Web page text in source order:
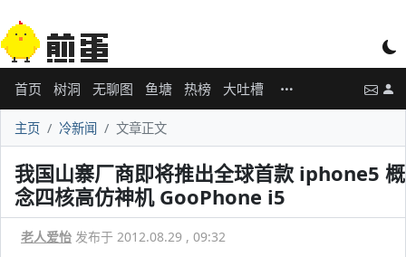
首页 树洞 无聊图 鱼塘 热榜 大吐槽
主页 冷新闻 文章正文
我国山寨厂商即将推出全球首款 iphone5 概
念四核高仿神机 GooPhone i5
老人爱怡 发布于 2012.08.29 , 09:32